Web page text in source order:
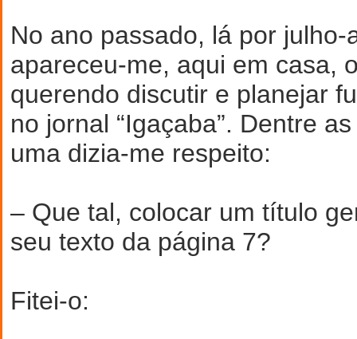
No ano passado, lá por julho-
apareceu-me, aqui em casa,
querendo discutir e planejar
no jornal “Igaçaba”. Dentre
uma dizia-me respeito:
– Que tal, colocar um título
seu texto da página 7?
Fitei-o: